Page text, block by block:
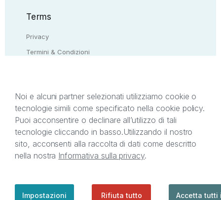
Terms
Privacy
Termini & Condizioni
Il presente sito web è di proprietà di StreetLib S.r.l.
C.F. e P.IVA 05338720963. StreetLib S.r.l. è
titolare di tutti i diritti di proprietà intellettuale
afferenti ai marchi, loghi e segni distintivi presenti
sul sito web. Si invita l’utente a prendere visione
support@streetlib.com
Noi e alcuni partner selezionati utilizziamo cookie o
tecnologie simili come specificato nella cookie policy.
Puoi acconsentire o declinare all’utilizzo di tali
tecnologie cliccando in basso.Utilizzando il nostro
sito, acconsenti alla raccolta di dati come descritto
nella nostra Informativa sulla privacy.
Impostazioni Rifiuta tutto Accetta tutti